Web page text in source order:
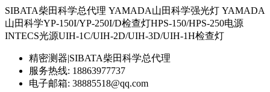
SIBATA柴田科学总代理 YAMADA山田科学强光灯 YAMADA
山田科学YP-150I/YP-250I/D检查灯HPS-150/HPS-250电源
INTECS光源UIH-1C/UIH-2D/UIH-3D/UIH-1H检查灯
精密测器|SIBATA柴田科学总代理
服务热线: 18863977737
电子邮箱: 38885518@qq.com